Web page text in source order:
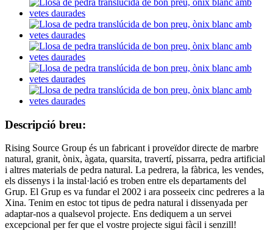
Descripció breu:
Rising Source Group és un fabricant i proveïdor directe de marbre
natural, granit, ònix, àgata, quarsita, travertí, pissarra, pedra artificial
i altres materials de pedra natural. La pedrera, la fàbrica, les vendes,
els dissenys i la instal·lació es troben entre els departaments del
Grup. El Grup es va fundar el 2002 i ara posseeix cinc pedreres a la
Xina. Tenim en estoc tot tipus de pedra natural i dissenyada per
adaptar-nos a qualsevol projecte. Ens dediquem a un servei
excepcional per fer que el vostre projecte sigui fàcil i senzill!